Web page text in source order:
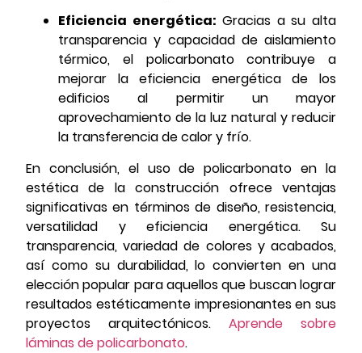
Eficiencia energética: Gracias a su alta
transparencia y capacidad de aislamiento
térmico, el policarbonato contribuye a
mejorar la eficiencia energética de los
edificios al permitir un mayor
aprovechamiento de la luz natural y reducir
la transferencia de calor y frío.
En conclusión, el uso de policarbonato en la
estética de la construcción ofrece ventajas
significativas en términos de diseño, resistencia,
versatilidad y eficiencia energética. Su
transparencia, variedad de colores y acabados,
así como su durabilidad, lo convierten en una
elección popular para aquellos que buscan lograr
resultados estéticamente impresionantes en sus
proyectos arquitectónicos. Aprende sobre
láminas de policarbonato.